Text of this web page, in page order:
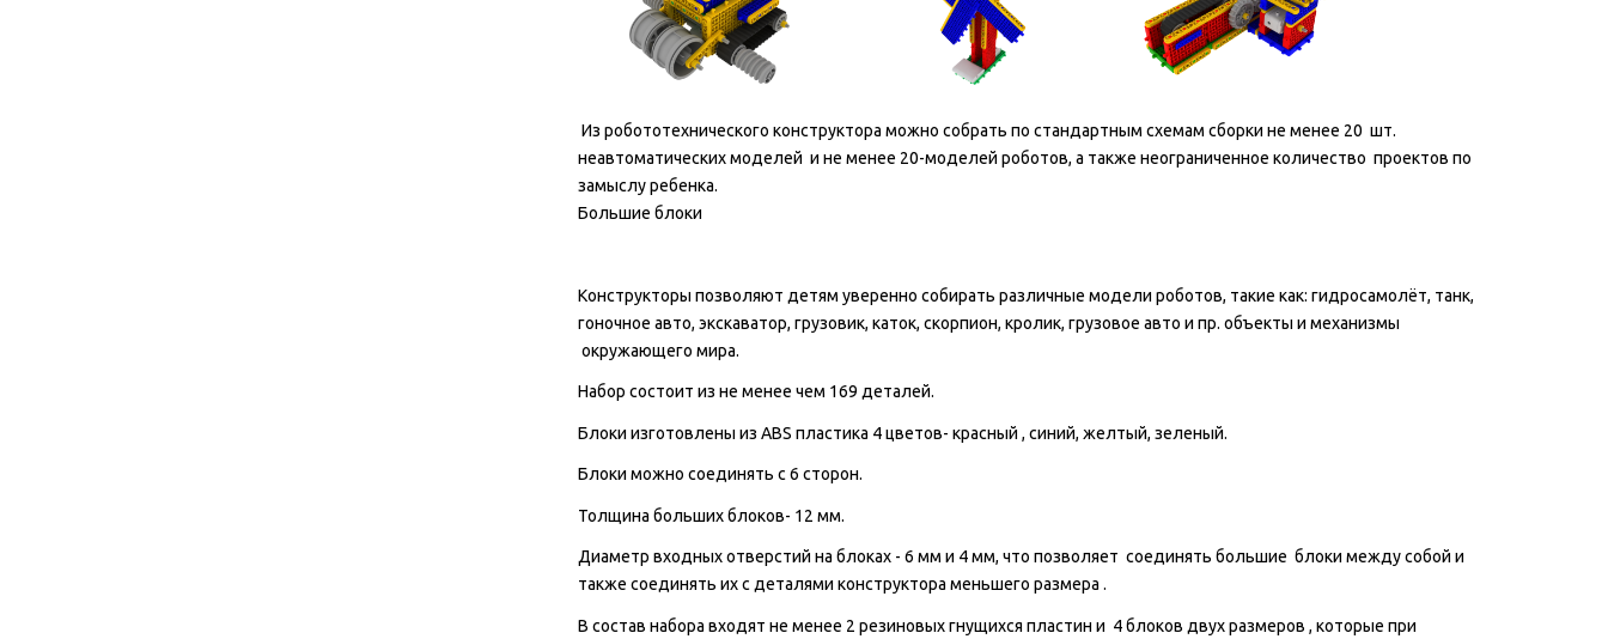
Из робототехнического конструктора можно собрать по стандартным схемам сборки не менее 20 шт.
неавтоматических моделей и не менее 20-моделей роботов, а также неограниченное количество проектов по
замыслу ребенка.
Большие блоки
Конструкторы позволяют детям уверенно собирать различные модели роботов, такие как: гидросамолёт, танк,
гоночное авто, экскаватор, грузовик, каток, скорпион, кролик, грузовое авто и пр. объекты и механизмы
окружающего мира.
Набор состоит из не менее чем 169 деталей.
Блоки изготовлены из ABS пластика 4 цветов- красный , синий, желтый, зеленый.
Блоки можно соединять с 6 сторон.
Толщина больших блоков- 12 мм.
Диаметр входных отверстий на блоках - 6 мм и 4 мм, что позволяет соединять большие блоки между собой и
также соединять их с деталями конструктора меньшего размера .
В состав набора входят не менее 2 резиновых гнущихся пластин и 4 блоков двух размеров , которые при